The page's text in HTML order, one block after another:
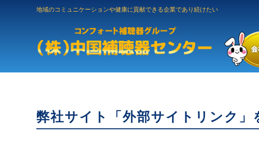
地域のコミュニケーションや健康に貢献できる企業であり続けたい
弊社サイト「外部サイトリンク」